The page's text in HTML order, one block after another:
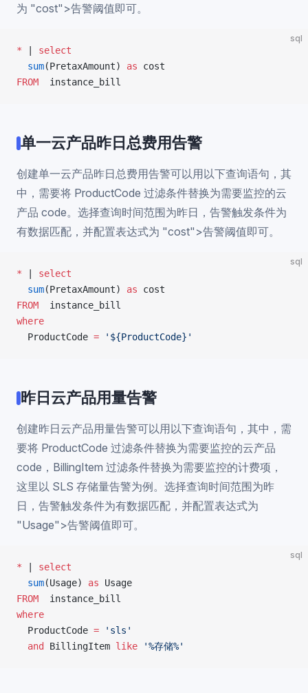
为 "cost">告警阈值即可。
sql
*
select
  sum
(PretaxAmount) as cost
FROM
  instance_bill
单一云产品昨日总费用告警
创建单一云产品昨日总费用告警可以用以下查询语句，其
中，需要将 ProductCode 过滤条件替换为需要监控的云
产品 code。选择查询时间范围为昨日，告警触发条件为
有数据匹配，并配置表达式为 "cost">告警阈值即可。
sql
*
select
  sum
(PretaxAmount) as cost
FROM
  instance_bill
where
  ProductCode
= '${ProductCode}'
昨日云产品用量告警
创建昨日云产品用量告警可以用以下查询语句，其中，需
要将 ProductCode 过滤条件替换为需要监控的云产品
code，BillingItem 过滤条件替换为需要监控的计费项，
这里以 SLS 存储量告警为例。选择查询时间范围为昨
日，告警触发条件为有数据匹配，并配置表达式为
"Usage">告警阈值即可。
sql
*
select
  sum
(Usage) as Usage
FROM
  instance_bill
where
  ProductCode
= 'sls'
  and
BillingItem like '%存储%'